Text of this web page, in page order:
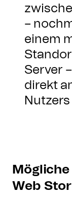
–
einem
Server
direkt
Nutzers
Web